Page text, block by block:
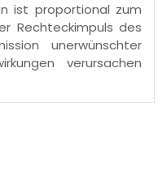
ist proportional zum
Rechteckimpuls des
unerwünschter
verursachen